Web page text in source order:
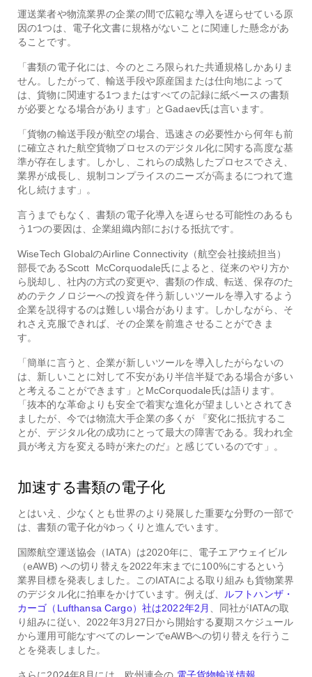
運送業者や物流業界の企業の間で広範な導入を遅らせている原
因の1つは、電子化文書に規格がないことに関連した懸念があ
ることです。
「書類の電子化には、今のところ限られた共通規格しかありま
せん。したがって、輸送手段や原産国または仕向地によって
は、貨物に関連する1つまたはすべての記録に紙ベースの書類
が必要となる場合があります」とGadaev氏は言います。
「貨物の輸送手段が航空の場合、迅速さの必要性から何年も前
に確立された航空貨物プロセスのデジタル化に関する高度な基
準が存在します。しかし、これらの成熟したプロセスでさえ、
業界が成長し、規制コンプライスのニーズが高まるにつれて進
化し続けます」。
言うまでもなく、書類の電子化導入を遅らせる可能性のあるも
う1つの要因は、企業組織内部における抵抗です。
WiseTech GlobalのAirline Connectivity（航空会社接続担当）
部長であるScott McCorquodale氏によると、従来のやり方か
ら脱却し、社内の方式の変更や、書類の作成、転送、保存のた
めのテクノロジーへの投資を伴う新しいツールを導入するよう
企業を説得するのは難しい場合があります。しかしながら、そ
れさえ克服できれば、その企業を前進させることができま
す。
「簡単に言うと、企業が新しいツールを導入したがらないの
は、新しいことに対して不安があり半信半疑である場合が多い
と考えることができます」とMcCorquodale氏は語ります。
「抜本的な革命よりも安全で着実な進化が望ましいとされてき
ましたが、今では物流大手企業の多くが
『変化に抵抗するこ
とが、デジタル化の成功にとって最大の障害である。我われ全
員が考え方を変える時が来たのだ』と感じているのです」。
加速する書類の電子化
とはいえ、少なくとも世界のより発展した重要な分野の一部で
は、書類の電子化がゆっくりと進んでいます。
国際航空運送協会（IATA）は2020年に、電子エアウェイビル
（eAWB) への切り替えを2022年末までに100%にするという
業界目標を発表しました。このIATAによる取り組みも貨物業界
のデジタル化に拍車をかけています。例えば、
ルフトハンザ・
カーゴ（Lufthansa Cargo）社は2022年2月
、同社がIATAの取
り組みに従い、2022年3月27日から開始する夏期スケジュール
から運用可能なすべてのレーンでeAWBへの切り替えを行うこ
とを発表しました。